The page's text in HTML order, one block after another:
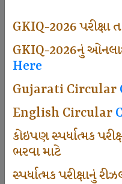
GKIQ-2026 પરીક્ષા
GKIQ-2026નું
Here
Gujarati Circular
English Circular
કોઇપણ સ્પર્ધાત્મક
ભરવા માટે
સ્પર્ધાત્મક પરીક્ષાનું
Sarvottam